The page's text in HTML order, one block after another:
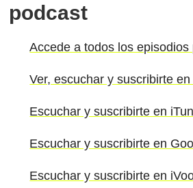
podcast
Accede a todos los episodios
Ver, escuchar y suscribirte en
Escuchar y suscribirte en
Escuchar y suscribirte en
Escuchar y suscribirte en